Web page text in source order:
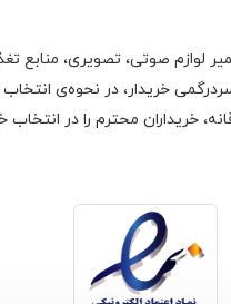
خریدار، در نحوه‌ی
خریداران محترم را در